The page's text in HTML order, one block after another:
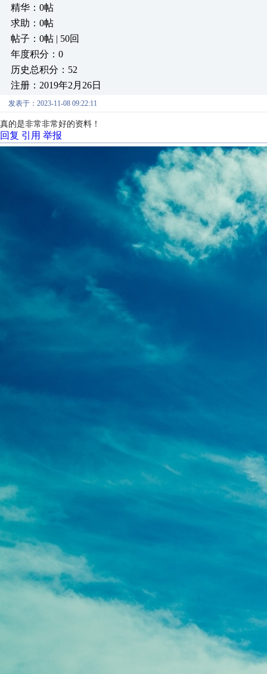
精华：0帖
求助：0帖
帖子：0帖 | 50回
年度积分：0
历史总积分：52
注册：2019年2月26日
发表于：2023-11-08 09:22:11
真的是非常非常好的资料！
回复 引用 举报